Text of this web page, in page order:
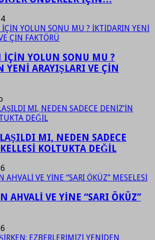
İÇİN YOLUN SONU MU ?
YENİ ARAYIŞLARI VE ÇİN
MI, NEDEN SADECE
KOLTUKTA DEĞİL
AHVALİ VE YİNE “SARI ÖKÜZ”